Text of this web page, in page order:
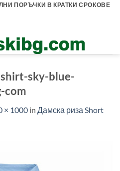
ПОРЪЧКИ В КРАТКИ СРОКОВЕ
sky-blue-
com
× 1000 in Дамска риза Short